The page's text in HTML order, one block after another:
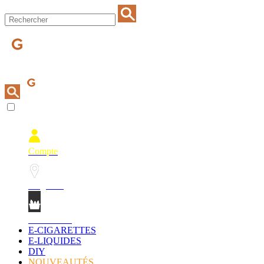
Compte
E-CIGARETTES
E-LIQUIDES
DIY
NOUVEAUTÉS